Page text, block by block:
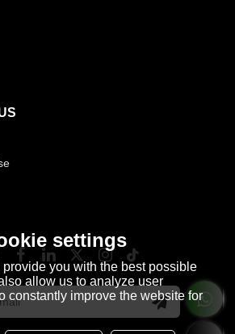
settings
you with the best possible
allow us to analyze user
constantly improve the website for